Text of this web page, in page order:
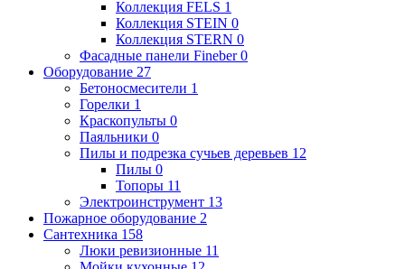
Коллекция FELS 1
Коллекция STEIN 0
Коллекция STERN 0
Фасадные панели Fineber0
Оборудование 27
Бетоносмесители 1
Горелки 1
Краскопульты 0
Паяльники 0
Пилы и подрезка сучьев деревьев 12
Пилы 0
Топоры 11
Электроинструмент 13
Пожарное оборудование 2
Сантехника 158
Люки ревизионные 11